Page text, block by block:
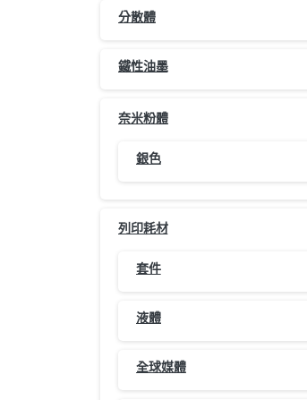
分散體
鐵性油墨
奈米粉體
銀色
列印耗材
套件
液體
全球媒體